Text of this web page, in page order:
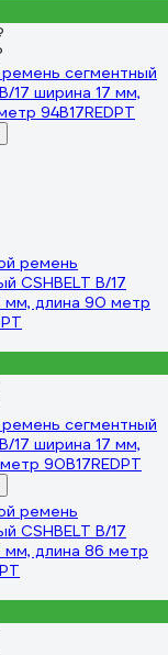
сегментный
17 ширина 17 мм,
94B17REDPT
сегментный
17 ширина 17 мм,
90B17REDPT